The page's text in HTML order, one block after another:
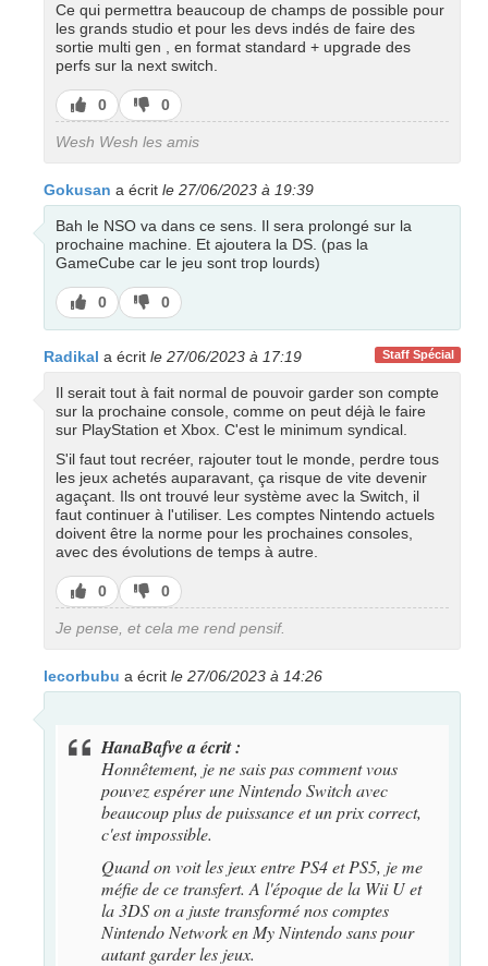
Ce qui permettra beaucoup de champs de possible pour
les grands studio et pour les devs indés de faire des
sortie multi gen , en format standard + upgrade des
perfs sur la next switch.
J’aime
0
J’aime
pas
0
Wesh Wesh les amis
Gokusan a écrit le 27/06/2023 à 19:39
Bah le NSO va dans ce sens. Il sera prolongé sur la
prochaine machine. Et ajoutera la DS. (pas la
GameCube car le jeu sont trop lourds)
J’aime
0
J’aime
pas
0
Staff Spécial
Radikal a écrit le 27/06/2023 à 17:19
Il serait tout à fait normal de pouvoir garder son compte
sur la prochaine console, comme on peut déjà le faire
sur PlayStation et Xbox. C'est le minimum syndical.
S'il faut tout recréer, rajouter tout le monde, perdre tous
les jeux achetés auparavant, ça risque de vite devenir
agaçant. Ils ont trouvé leur système avec la Switch, il
faut continuer à l'utiliser. Les comptes Nintendo actuels
doivent être la norme pour les prochaines consoles,
avec des évolutions de temps à autre.
J’aime
0
J’aime
pas
0
Je pense, et cela me rend pensif.
lecorbubu a écrit le 27/06/2023 à 14:26
HanaBafve a écrit :
Honnêtement, je ne sais pas comment vous
pouvez espérer une Nintendo Switch avec
beaucoup plus de puissance et un prix correct,
c'est impossible.
Quand on voit les jeux entre PS4 et PS5, je me
méfie de ce transfert. A l'époque de la Wii U et
la 3DS on a juste transformé nos comptes
Nintendo Network en My Nintendo sans pour
autant garder les jeux.